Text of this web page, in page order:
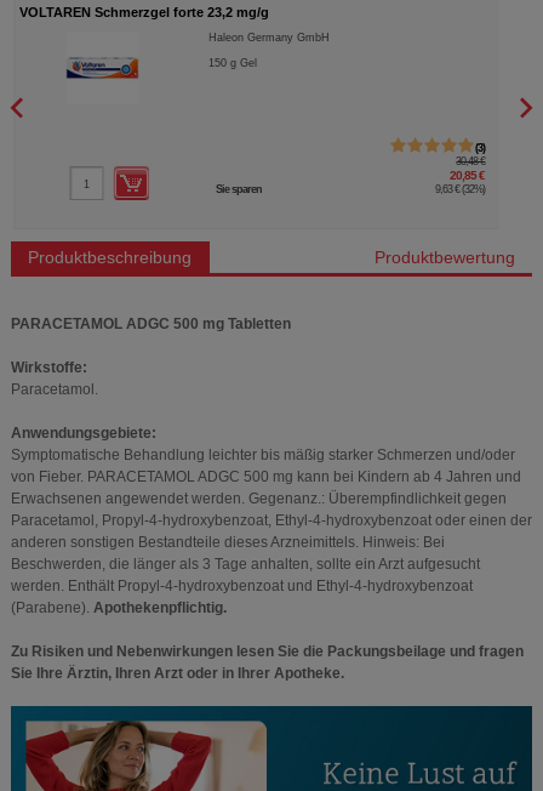
VOLTAREN Schmerzgel forte 23,2 mg/g
Haleon Germany GmbH
150g Gel
3
30,48 €
20,85 €
Sie sparen 9,63 € (32%)
Produktbeschreibung Produktbewertung
PARACETAMOL ADGC 500 mg Tabletten
Wirkstoffe:
Paracetamol.
Anwendungsgebiete:
Symptomatische Behandlung leichter bis mäßig starker Schmerzen und/oder
von Fieber. PARACETAMOL ADGC 500 mg kann bei Kindern ab 4 Jahren und
Erwachsenen angewendet werden. Gegenanz.: Überempfindlichkeit gegen
Paracetamol, Propyl-4-hydroxybenzoat, Ethyl-4-hydroxybenzoat oder einen der
anderen sonstigen Bestandteile dieses Arzneimittels. Hinweis: Bei
Beschwerden, die länger als 3 Tage anhalten, sollte ein Arzt aufgesucht
werden. Enthält Propyl-4-hydroxybenzoat und Ethyl-4-hydroxybenzoat
(Parabene). Apothekenpflichtig.
Zu Risiken und Nebenwirkungen lesen Sie die Packungsbeilage und fragen
Sie Ihre Ärztin, Ihren Arzt oder in Ihrer Apotheke.